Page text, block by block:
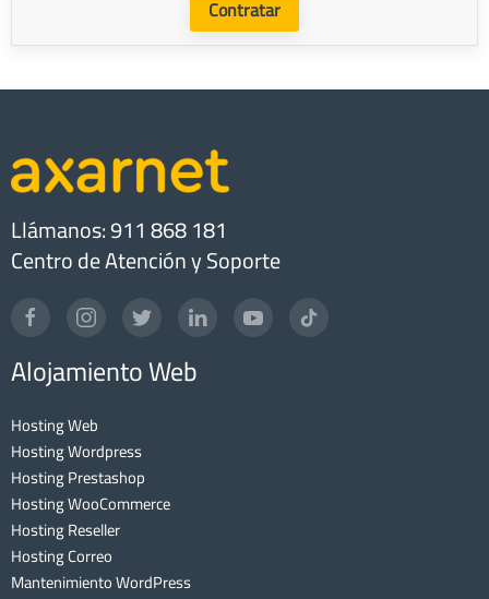
Contratar
Llámanos: 911 868 181
Centro de Atención y Soporte
Alojamiento Web
Hosting Web
Hosting Wordpress
Hosting Prestashop
Hosting WooCommerce
Hosting Reseller
Hosting Correo
Mantenimiento WordPress